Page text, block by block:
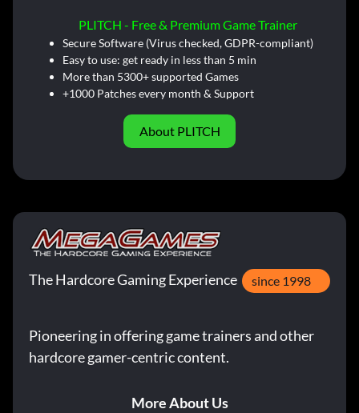
PLITCH - Free & Premium Game Trainer
Secure Software (Virus checked, GDPR-compliant)
Easy to use: get ready in less than 5 min
More than 5300+ supported Games
+1000 Patches every month & Support
About PLITCH
The Hardcore Gaming Experience since 1998
Pioneering in offering game trainers and other
hardcore gamer-centric content.
More About Us